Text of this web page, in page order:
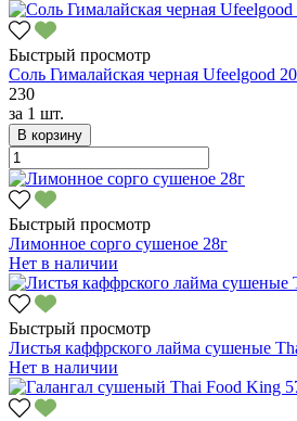
Быстрый просмотр
Соль Гималайская черная Ufeelgood
230
за 1 шт.
В корзину
Быстрый просмотр
Лимонное сорго сушеное 28г
Нет в наличии
Быстрый просмотр
Листья каффрского лайма сушеные
Нет в наличии